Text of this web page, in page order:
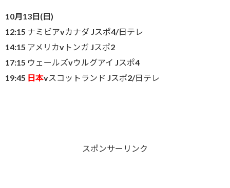
10月13日(日)
12:15 ナミビアvカナダ Jスポ4/日テレ
14:15 アメリカvトンガ Jスポ2
17:15 ウェールズvウルグアイ Jスポ4
19:45 日本vスコットランド Jスポ2/日テレ
スポンサーリンク